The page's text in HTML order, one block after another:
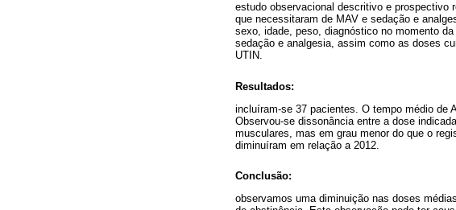
estudo observacional descritivo e prospectivo
que necessitaram de MAV e sedação e
sexo, idade, peso, diagnóstico no momento
sedação e analgesia, assim como as doses
UTIN.
Resultados:
incluíram-se 37 pacientes. O tempo médio de
Observou-se dissonância entre a dose
musculares, mas em grau menor do que o
diminuíram em relação a 2012.
Conclusão:
observamos uma diminuição nas doses